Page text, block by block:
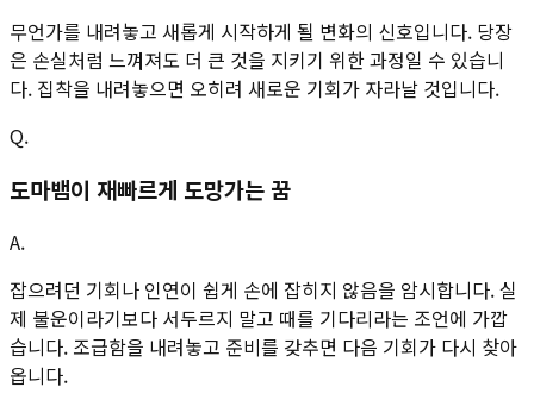
무언가를 내려놓고 새롭게 시작하게 될 변화의 신호입니다. 당장
은 손실처럼 느껴져도 더 큰 것을 지키기 위한 과정일 수 있습니
다. 집착을 내려놓으면 오히려 새로운 기회가 자라날 것입니다.
Q.
도마뱀이 재빠르게 도망가는 꿈
A.
잡으려던 기회나 인연이 쉽게 손에 잡히지 않음을 암시합니다. 실
제 불운이라기보다 서두르지 말고 때를 기다리라는 조언에 가깝
습니다. 조급함을 내려놓고 준비를 갖추면 다음 기회가 다시 찾아
옵니다.